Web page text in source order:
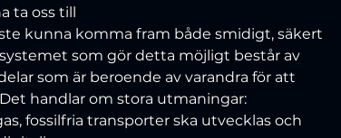
ta oss till
kunna komma fram både smidigt, säkert
som gör detta möjligt består av
som är beroende av varandra för att
handlar om stora utmaningar:
fossilfria transporter ska utvecklas och